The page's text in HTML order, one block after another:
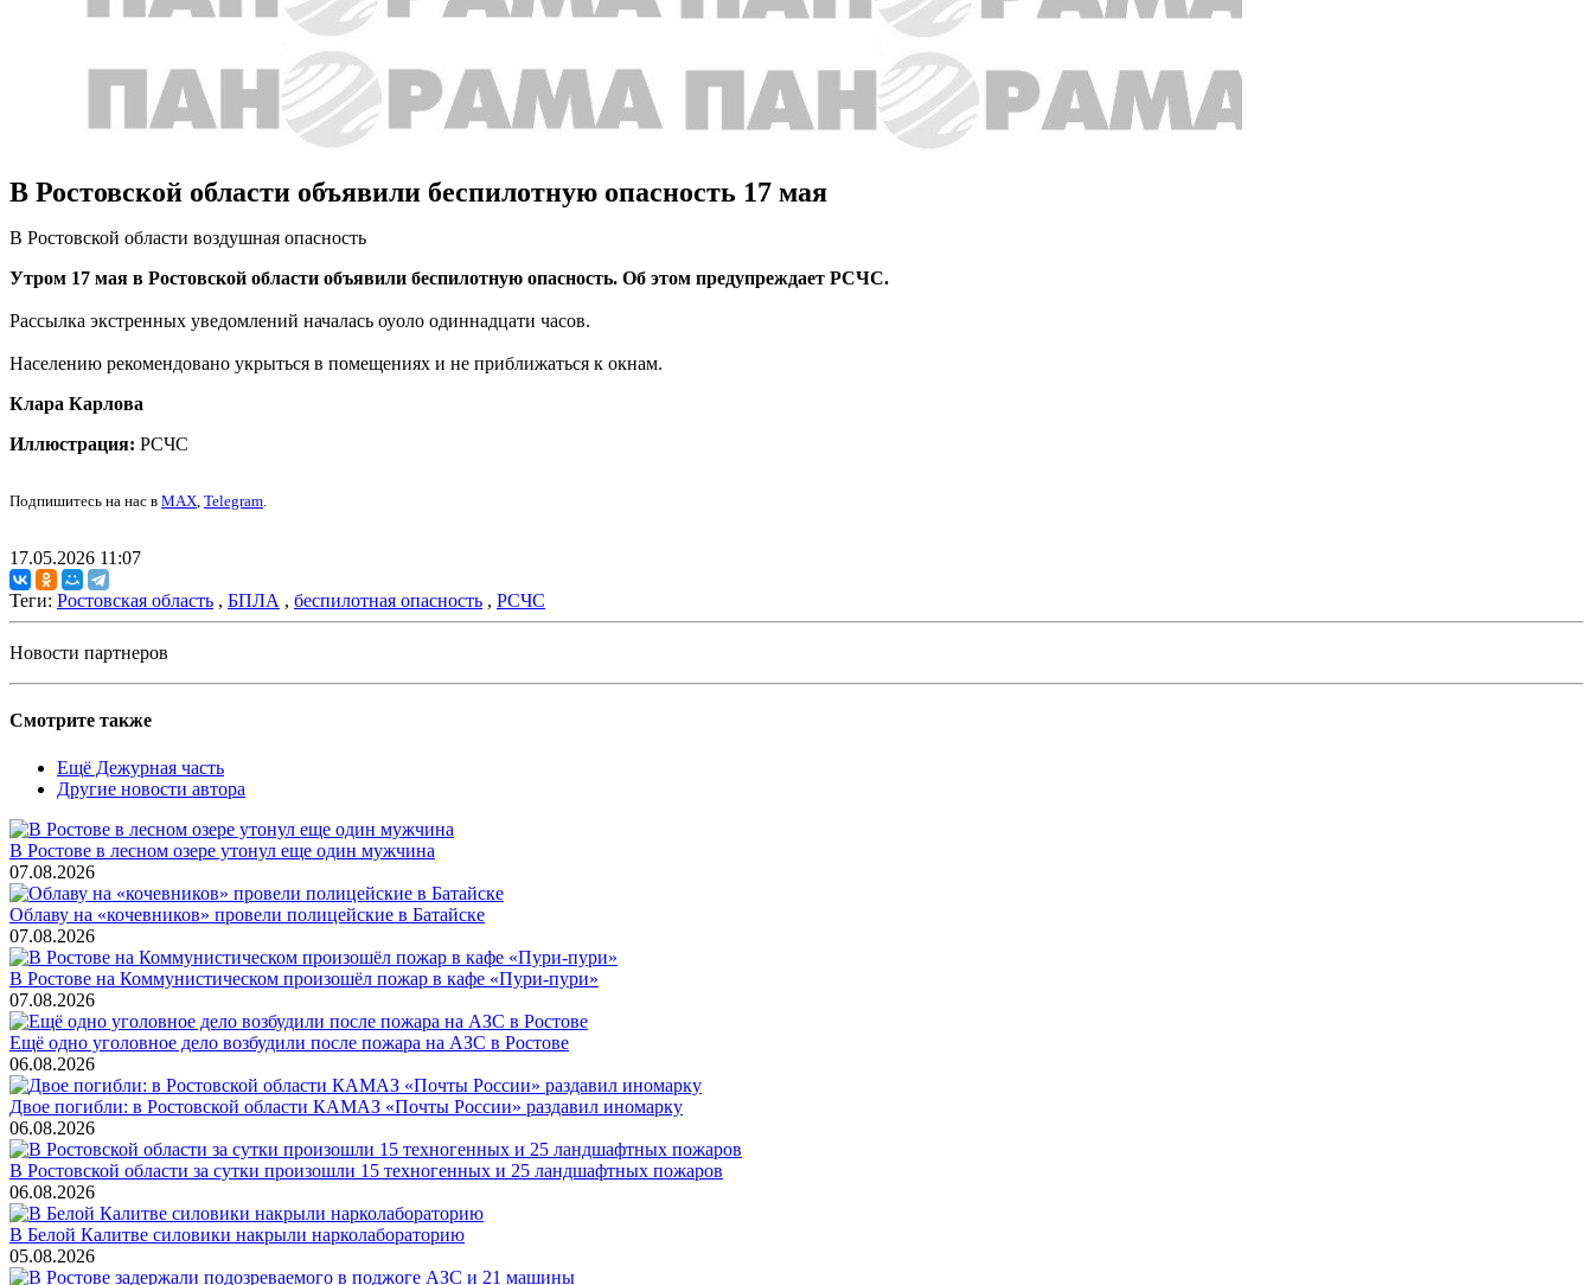
В Ростовской области объявили беспилотную опасность 17 мая
В Ростовской области воздушная опасность
Утром 17 мая в Ростовской области объявили беспилотную опасность. Об этом предупреждает РСЧС.
Рассылка экстренных уведомлений началась оуоло одиннадцати часов.
Населению рекомендовано укрыться в помещениях и не приближаться к окнам.
Клара Карлова
Иллюстрация: РСЧС
Подпишитесь на нас в MAX, Telegram.
17.05.2026 11:07
Теги: Ростовская область , БПЛА , беспилотная опасность , РСЧС
Новости партнеров
Смотрите также
Ещё Дежурная часть
Другие новости автора
В Ростове в лесном озере утонул еще один мужчина
07.08.2026
Облаву на «кочевников» провели полицейские в Батайске
07.08.2026
В Ростове на Коммунистическом произошёл пожар в кафе «Пури-пури»
07.08.2026
Ещё одно уголовное дело возбудили после пожара на АЗС в Ростове
06.08.2026
Двое погибли: в Ростовской области КАМАЗ «Почты России» раздавил иномарку
06.08.2026
В Ростовской области за сутки произошли 15 техногенных и 25 ландшафтных пожаров
06.08.2026
В Белой Калитве силовики накрыли нарколабораторию
05.08.2026